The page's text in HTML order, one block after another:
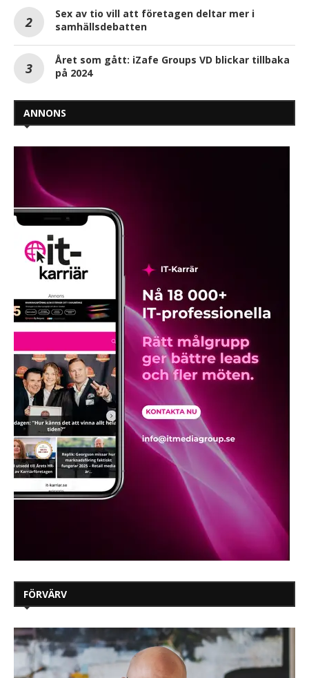
Sex av tio vill att företagen deltar mer i
samhällsdebatten
Året som gått: iZafe Groups VD blickar tillbaka
på 2024
ANNONS
FÖRVÄRV